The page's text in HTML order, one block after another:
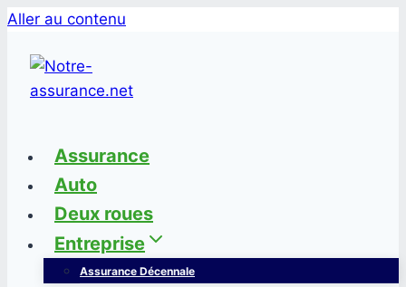
Aller au contenu
Assurance
Auto
Deux roues
Entreprise
Assurance Décennale